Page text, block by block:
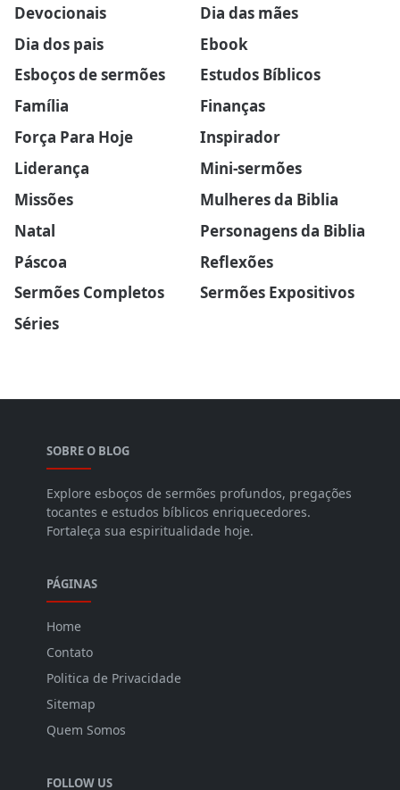
Devocionais
Dia das mães
Dia dos pais
Ebook
Esboços de sermões
Estudos Bíblicos
Família
Finanças
Força Para Hoje
Inspirador
Liderança
Mini-sermões
Missões
Mulheres da Biblia
Natal
Personagens da Biblia
Páscoa
Reflexões
Sermões Completos
Sermões Expositivos
Séries
SOBRE O BLOG
Explore esboços de sermões profundos, pregações
tocantes e estudos bíblicos enriquecedores.
Fortaleça sua espiritualidade hoje.
PÁGINAS
Home
Contato
Politica de Privacidade
Sitemap
Quem Somos
FOLLOW US